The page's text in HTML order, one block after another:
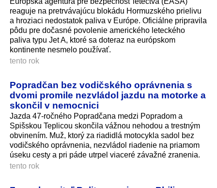
reaguje na pretrvávajúcu blokádu Hormuzského prielivu
a hroziaci nedostatok paliva v Európe. Oficiálne pripravila
pôdu pre dočasné povolenie amerického leteckého
paliva typu Jet A, ktoré sa doteraz na európskom
kontinente nesmelo používať.
tento rok
Popradčan bez vodičského oprávnenia s
dvomi promile nezvládol jazdu na motorke a
skončil v nemocnici
Jazda 47-ročného Popradčana medzi Popradom a
Spišskou Teplicou skončila vážnou nehodou a trestným
obvinením. Muž, ktorý za riadidlá motocykla sadol bez
vodičského oprávnenia, nezvládol riadenie na priamom
úseku cesty a pri páde utrpel viaceré závažné zranenia.
tento rok